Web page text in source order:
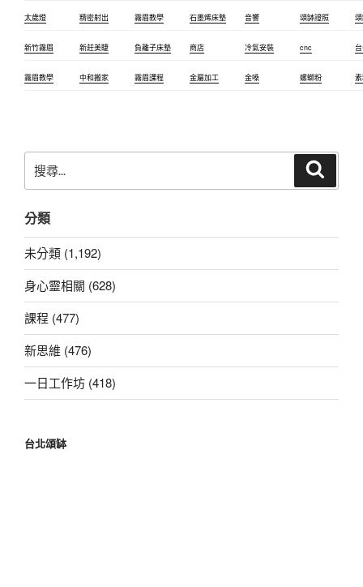
太歲燈 精密射出 霧眉教學 石墨烯床墊 音響 頌缽證照
新竹霧眉 新莊美睫 負離子床墊 商店 冷氣安裝 cnc
霧眉教學 中和搬家 霧眉課程 金屬加工 金嗓 螺螄粉
尋
鍵
字:
分類
未分類 (1,192)
身心靈相關 (628)
課程 (477)
新思維 (476)
一日工作坊 (418)
台北頌缽